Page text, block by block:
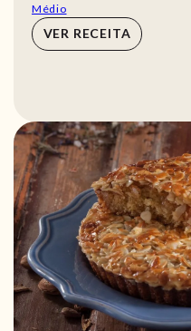
Médio
VER RECEITA